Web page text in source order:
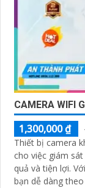
CAMERA WIFI
1,300,000 ₫
Thiết bị camera
cho việc giám
quả và tiện lợi. Với khả năng kết nối Wifi, camera này sẽ giúp
bạn dễ dàng